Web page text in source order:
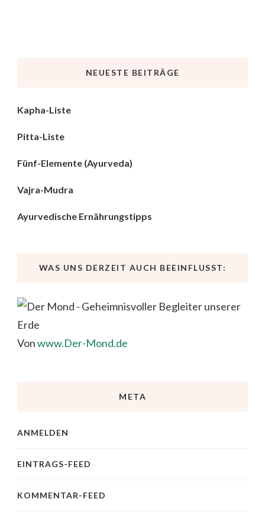
NEUESTE BEITRÄGE
Kapha-Liste
Pitta-Liste
Fünf-Elemente (Ayurveda)
Vajra-Mudra
Ayurvedische Ernährungstipps
WAS UNS DERZEIT AUCH BEEINFLUSST:
Vonwww.Der-Mond.de
META
ANMELDEN
EINTRAGS-FEED
KOMMENTAR-FEED